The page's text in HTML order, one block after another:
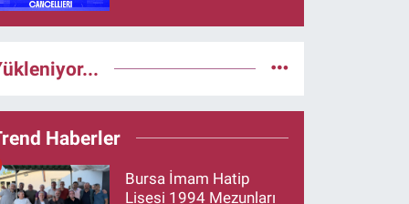
Haberler
Bursa İmam Hatip
Lisesi 1994 Mezunları